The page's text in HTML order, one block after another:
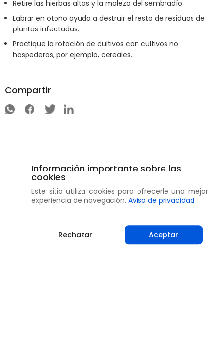
Retire las hierbas altas y la maleza del sembradío.
Labrar en otoño ayuda a destruir el resto de residuos de
plantas infectadas.
Practique la rotación de cultivos con cultivos no
hospederos, por ejemplo, cereales.
Compartir
Información importante sobre las
cookies
Este sitio utiliza cookies para ofrecerle una mejor
experiencia de navegación. Aviso de privacidad
Rechazar Aceptar